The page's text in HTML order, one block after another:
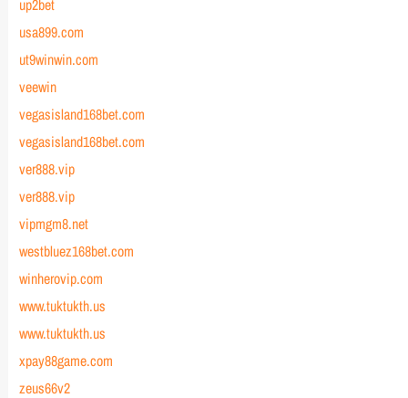
up2bet
usa899.com
ut9winwin.com
veewin
vegasisland168bet.com
vegasisland168bet.com
ver888.vip
ver888.vip
vipmgm8.net
westbluez168bet.com
winherovip.com
www.tuktukth.us
www.tuktukth.us
xpay88game.com
zeus66v2